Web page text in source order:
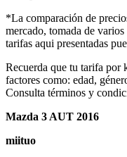
*La comparación de
mercado, tomada de
tarifas aqui presentadas
Recuerda que tu tarifa por
factores como: edad,
Consulta términos y
Mazda 3 AUT 2016
miituo